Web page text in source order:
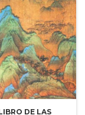
DE LAS